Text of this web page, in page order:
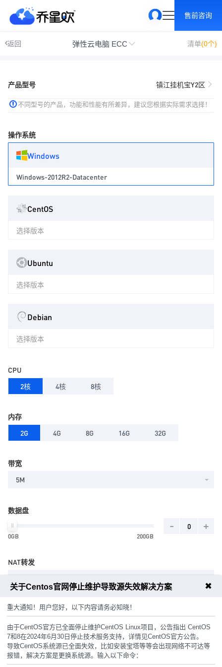
售前咨询
返回 弹性云电脑 ECC 清单(0个)
产品型号 镇江挂机宝Y2区
不同型号的产品，功能和性能有所差异，建议您根据实际需求选择！
操作系统
Windows
Windows-2012R2-Datacenter
CentOS
选择版本
Ubuntu
选择版本
Debian
选择版本
CPU
2核
4核 8核
内存
2G
4G 8G 16G 32G
带宽
5M
数据盘
0GB 200GB
- +
NAT转发
主机密码
随机生成
关于Centos官网停止维护导致源失效解决方案 ✖
重大通知！用户您好，以下内容请务必知晓！
由于CentOS官方已全面停止维护CentOS Linux项目，公告指出 CentOS
7和8在2024年6月30日停止技术服务支持，详情见CentOS官方公告。
导致CentOS系统源已全面失效，比如安装宝塔等等会出现网络不可达等
报错，解决方案是更换系统源。输入以下命令：